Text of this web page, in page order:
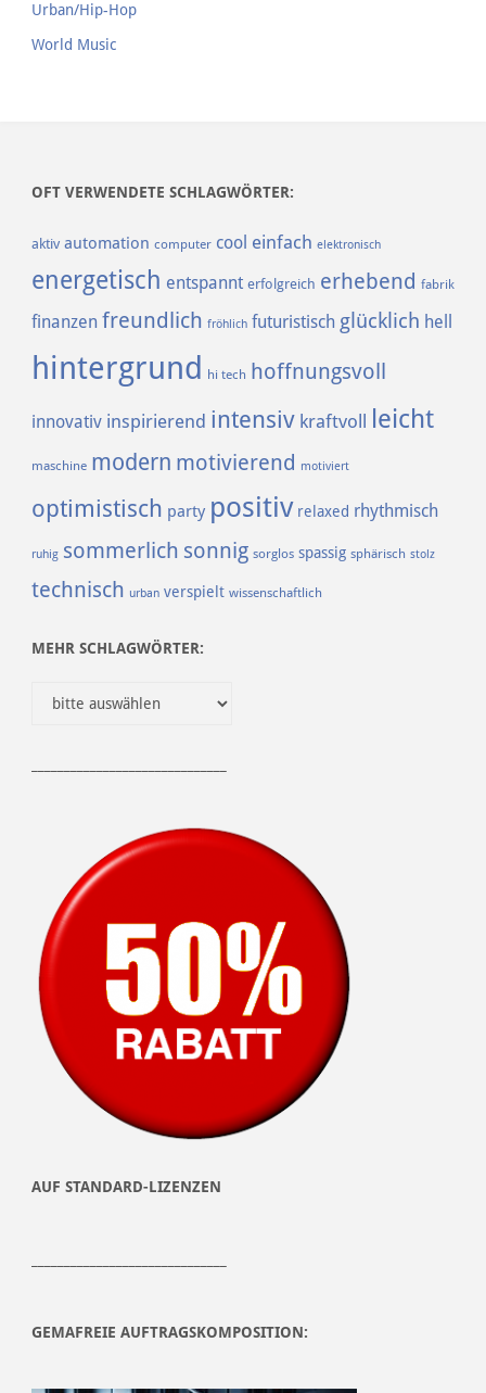
Urban/Hip-Hop
World Music
OFT VERWENDETE SCHLAGWÖRTER:
aktiv automation computer cool einfach elektronisch
energetisch entspannt erfolgreich erhebend fabrik
finanzen freundlich fröhlich futuristisch glücklich hell
hintergrund hi tech hoffnungsvoll
innovativ inspirierend intensiv kraftvoll leicht
maschine modern motivierend motiviert
optimistisch party positiv relaxed rhythmisch
ruhig sommerlich sonnig sorglos spassig sphärisch stolz
technisch urban verspielt wissenschaftlich
MEHR SCHLAGWÖRTER:
AUF STANDARD-LIZENZEN
GEMAFREIE AUFTRAGSKOMPOSITION: